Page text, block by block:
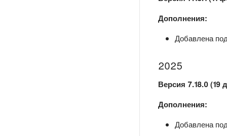
Дополнения:
Добавлена
2025
Версия 7.18.0 (19
Дополнения:
Добавлена